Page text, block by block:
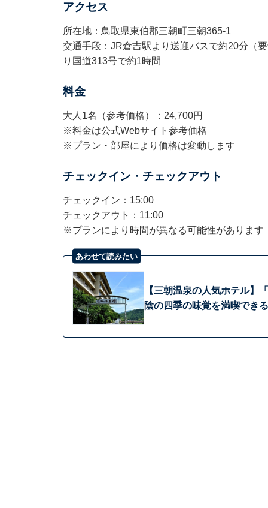
アクセス
所在地：鳥取県東伯郡三朝町三朝365-1
交通手段：JR倉吉駅より送迎バスで約20分（
り国道313号で約1時間
料金
大人1名（参考価格）：24,700円
※料金は公式Webサイト参考価格
※プラン・部屋により価格は変動します
チェックイン・チェックアウト
チェックイン：15:00
チェックアウト：11:00
※プランにより時間が異なる可能性があります
あわせて読みたい
【三朝温泉の人気ホテル】
陰の四季の味覚を満喫でき